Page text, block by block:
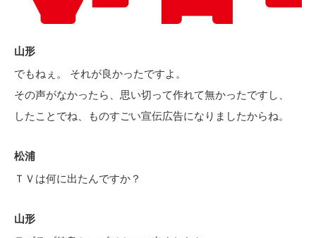
山形
でもねぇ。 それが良かったですよ。
その声がなかったら、思い切って作れて無かったですし、
したことでね、ものすごい宣伝広告になりましたからね。
松浦
ＴＶは何に出たんですか？
山形